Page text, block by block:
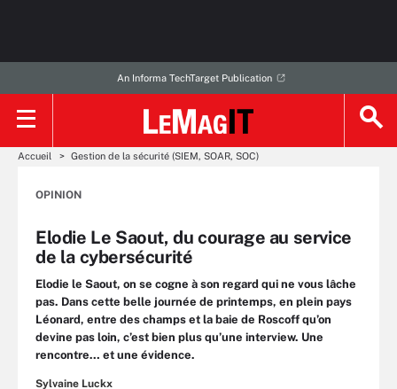
An Informa TechTarget Publication
Accueil Gestion de la sécurité (SIEM, SOAR, SOC)
OPINION
Elodie Le Saout, du courage au service
de la cybersécurité
Elodie le Saout, on se cogne à son regard qui ne vous lâche
pas. Dans cette belle journée de printemps, en plein pays
Léonard, entre des champs et la baie de Roscoff qu’on
devine pas loin, c’est bien plus qu’une interview. Une
rencontre… et une évidence.
Sylvaine Luckx